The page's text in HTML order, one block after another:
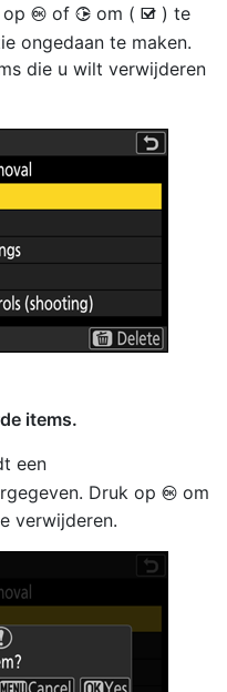
J of 2 om ( M ) te
ongedaan te maken.
die u wilt verwijderen
items.
een
Druk op J om
verwijderen.